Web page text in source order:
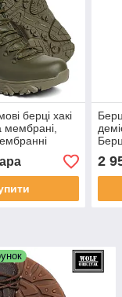
берці хакі
мембрані,
для ЗСУ та
зиму
2